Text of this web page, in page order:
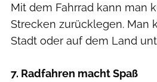
Mit dem Fahrrad kann man
Strecken zurücklegen. Man
Stadt oder auf dem Land
7. Radfahren macht Spaß